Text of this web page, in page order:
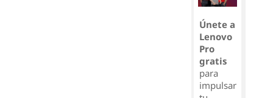
Únete a
Lenovo
Pro
gratis
para
impulsar